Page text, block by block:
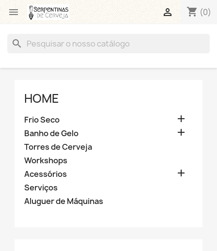
 shopping_cart (0)

search
HOME
Frio Seco 
Banho de Gelo 
Torres de Cerveja
Workshops
Acessórios

Serviços
Aluguer de Máquinas